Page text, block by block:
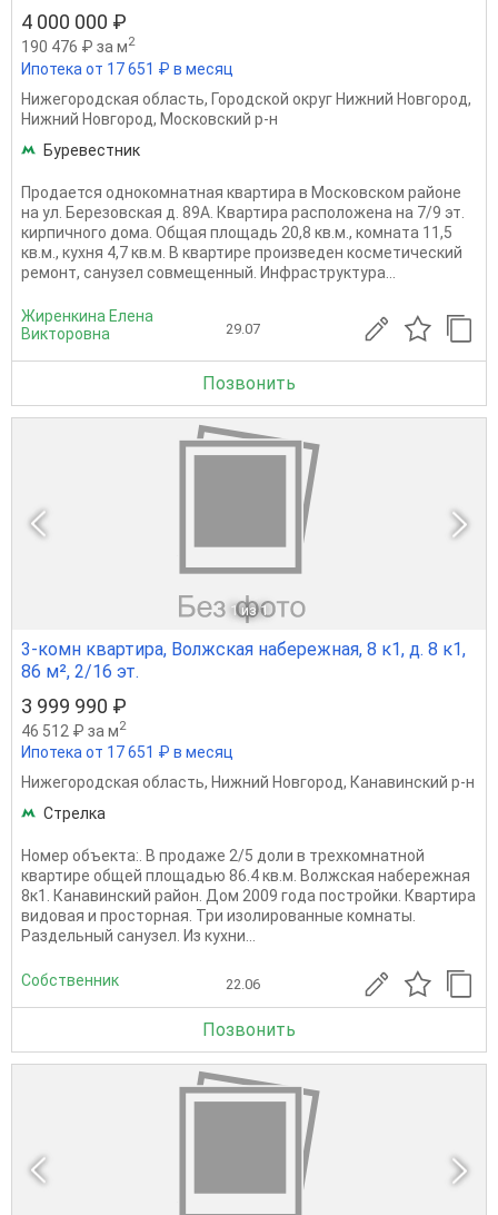
4 000 000 ₽
190 476 ₽ за м2
Ипотека от 17 651 ₽ в месяц
Нижегородская область, Городской округ Нижний Новгород,
Нижний Новгород, Московский р-н
Буревестник
Продается однокомнатная квартира в Московском районе
на ул. Березовская д. 89А. Квартира расположена на 7/9 эт.
кирпичного дома. Общая площадь 20,8 кв.м., комната 11,5
кв.м., кухня 4,7 кв.м. В квартире произведен косметический
ремонт, санузел совмещенный. Инфраструктура...
Жиренкина Елена
Викторовна
29.07
Позвонить
1 из 1
3-комн квартира, Волжская набережная, 8 к1, д. 8 к1,
86 м², 2/16 эт.
3 999 990 ₽
46 512 ₽ за м2
Ипотека от 17 651 ₽ в месяц
Нижегородская область, Нижний Новгород, Канавинский р-н
Стрелка
Номер объекта:. В продаже 2/5 доли в трехкомнатной
квартире общей площадью 86.4 кв.м. Волжская набережная
8к1. Канавинский район. Дом 2009 года постройки. Квартира
видовая и просторная. Три изолированные комнаты.
Раздельный санузел. Из кухни...
Собственник 22.06
Позвонить